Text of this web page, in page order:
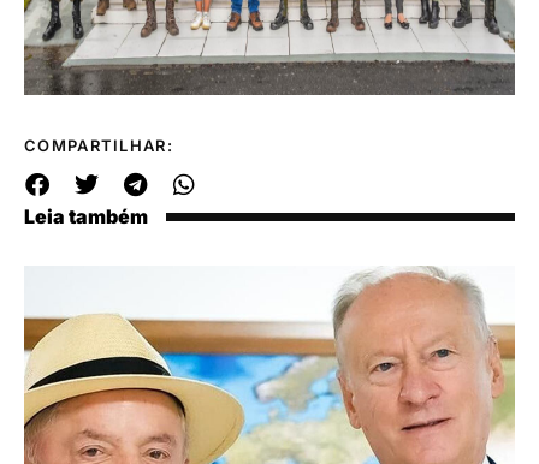
COMPARTILHAR:
Leia também